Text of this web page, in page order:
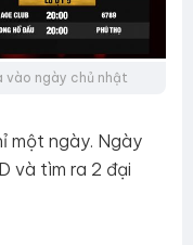
vào ngày chủ nhật
một ngày. Ngày
và tìm ra 2 đại